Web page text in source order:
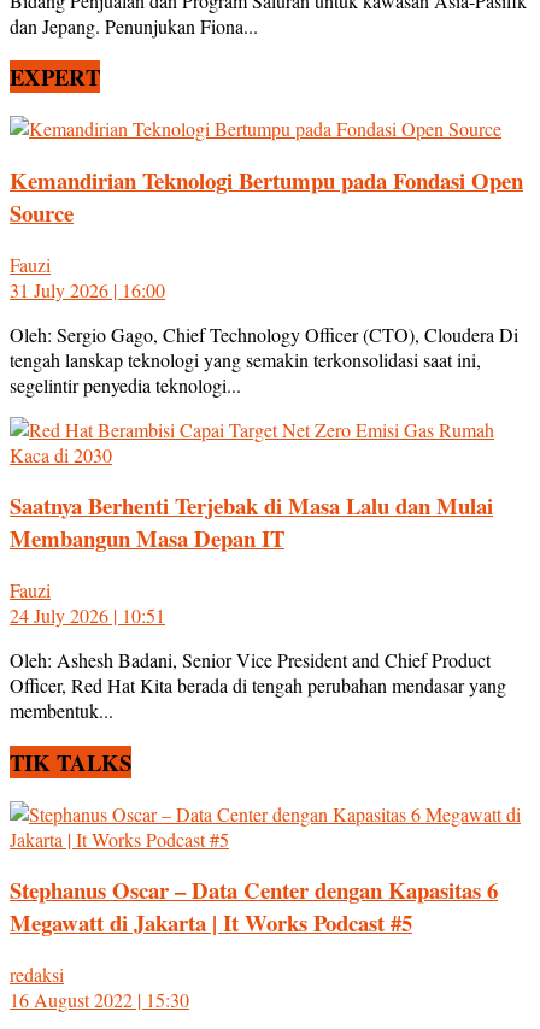
dan Jepang. Penunjukan Fiona...
EXPERT
Kemandirian Teknologi Bertumpu pada Fondasi Open
Source
Fauzi
31 July 2026 | 16:00
Oleh: Sergio Gago, Chief Technology Officer (CTO), Cloudera Di
tengah lanskap teknologi yang semakin terkonsolidasi saat ini,
segelintir penyedia teknologi...
Saatnya Berhenti Terjebak di Masa Lalu dan Mulai
Membangun Masa Depan IT
Fauzi
24 July 2026 | 10:51
Oleh: Ashesh Badani, Senior Vice President and Chief Product
Officer, Red Hat Kita berada di tengah perubahan mendasar yang
membentuk...
TIK TALKS
Stephanus Oscar – Data Center dengan Kapasitas 6
Megawatt di Jakarta | It Works Podcast #5
redaksi
16 August 2022 | 15:30